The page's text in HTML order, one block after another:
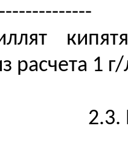
расчета 1
2.3.